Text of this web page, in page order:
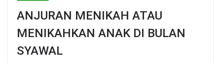
ANJURAN MENIKAH ATAU
MENIKAHKAN ANAK DI BULAN
SYAWAL